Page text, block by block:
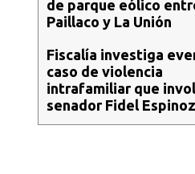
de parque eólico
Paillaco y La Unión
Fiscalía investiga
caso de violencia
intrafamiliar que
senador Fidel